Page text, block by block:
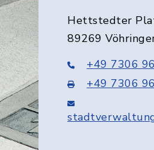
Hettstedter
89269
+49 7306
+49 7306